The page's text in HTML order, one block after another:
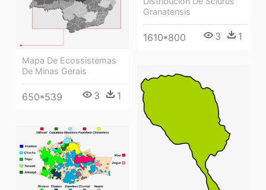
Granatensis
1610*800 3 1
Mapa De Ecossistemas
De Minas Gerais
650*539 3 1